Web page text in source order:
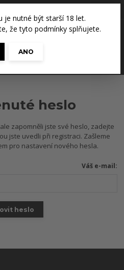
je nutné být starší 18 let.
že tyto podmínky splňujete.
ANO
0 Kč
heslo
zapomněli jste své heslo, zadejte
jste uvedli při registraci. Zašleme
pro nastavení nového hesla.
Váš e-mail:
heslo